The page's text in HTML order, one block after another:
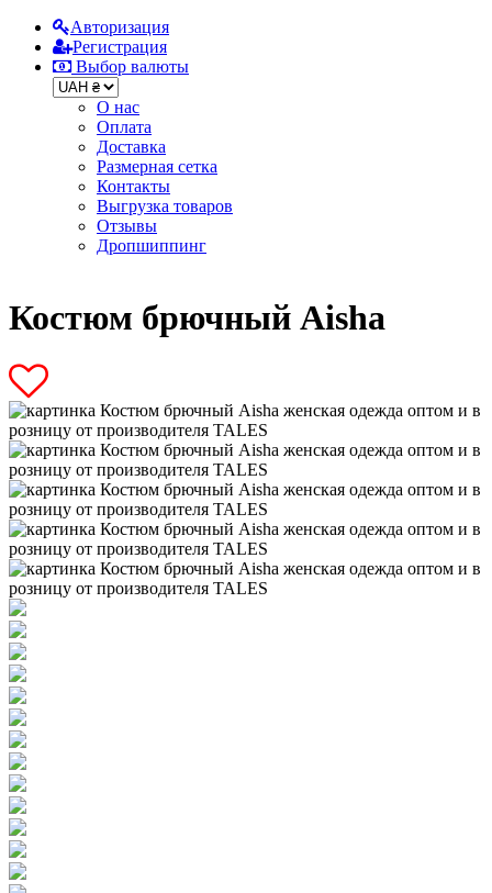
Авторизация
Регистрация
Выбор валюты
О нас
Оплата
Доставка
Размерная сетка
Контакты
Выгрузка товаров
Отзывы
Дропшиппинг
Костюм брючный Aisha